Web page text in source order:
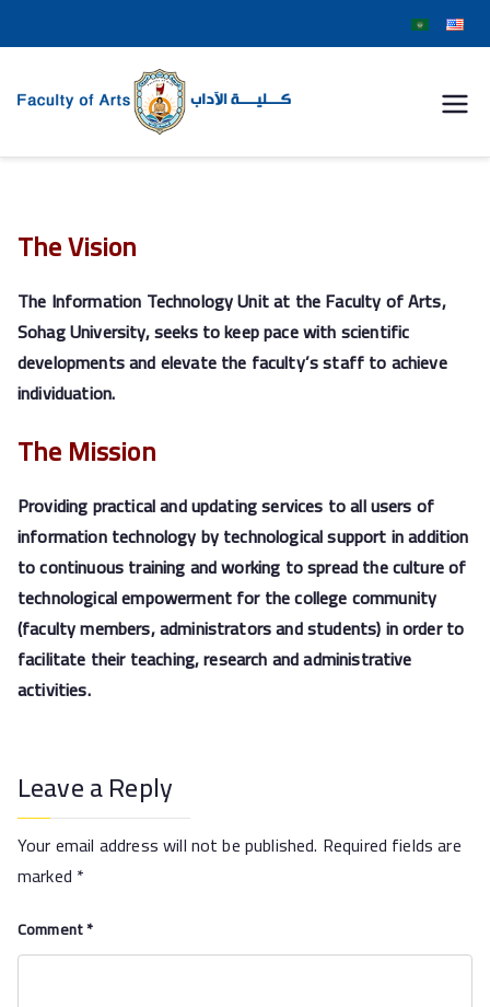
سوهاج
The Vision
The Information Technology Unit at the Faculty of Arts,
Sohag University, seeks to keep pace with scientific
developments and elevate the faculty’s staff to achieve
individuation.
The Mission
Providing practical and updating services to all users of
information technology by technological supportin addition
to continuous training and working to spread the culture of
technological empowerment for the college community
(faculty members, administrators and students) in order to
facilitate their teaching, research and administrative
activities.
Leave a Reply
Your email address will not be published. Required fields are
marked *
Comment*